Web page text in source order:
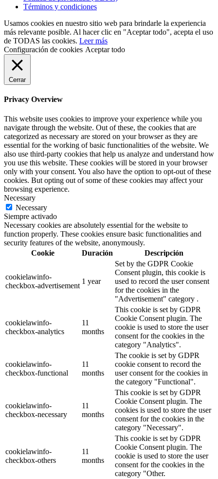
Términos y condiciones
Usamos cookies en nuestro sitio web para brindarle la experiencia
más relevante posible. Al hacer clic en "Aceptar todo", acepta el uso
de TODAS las cookies. Leer más
Configuración de cookies Aceptar todo
Cerrar
Privacy Overview
This website uses cookies to improve your experience while you
navigate through the website. Out of these, the cookies that are
categorized as necessary are stored on your browser as they are
essential for the working of basic functionalities of the website. We
also use third-party cookies that help us analyze and understand how
you use this website. These cookies will be stored in your browser
only with your consent. You also have the option to opt-out of these
cookies. But opting out of some of these cookies may affect your
browsing experience.
Necessary
Necessary
Siempre activado
Necessary cookies are absolutely essential for the website to
function properly. These cookies ensure basic functionalities and
security features of the website, anonymously.
Cookie
Duración Descripción
cookielawinfo-
checkbox-advertisement
1 year
Set by the GDPR Cookie
Consent plugin, this cookie is
used to record the user consent
for the cookies in the
"Advertisement" category .
cookielawinfo-
checkbox-analytics
11
months
This cookie is set by GDPR
Cookie Consent plugin. The
cookie is used to store the user
consent for the cookies in the
category "Analytics".
cookielawinfo-
checkbox-functional
11
months
The cookie is set by GDPR
cookie consent to record the
user consent for the cookies in
the category "Functional".
cookielawinfo-
checkbox-necessary
11
months
This cookie is set by GDPR
Cookie Consent plugin. The
cookies is used to store the user
consent for the cookies in the
category "Necessary".
cookielawinfo-
checkbox-others
11
months
This cookie is set by GDPR
Cookie Consent plugin. The
cookie is used to store the user
consent for the cookies in the
category "Other.